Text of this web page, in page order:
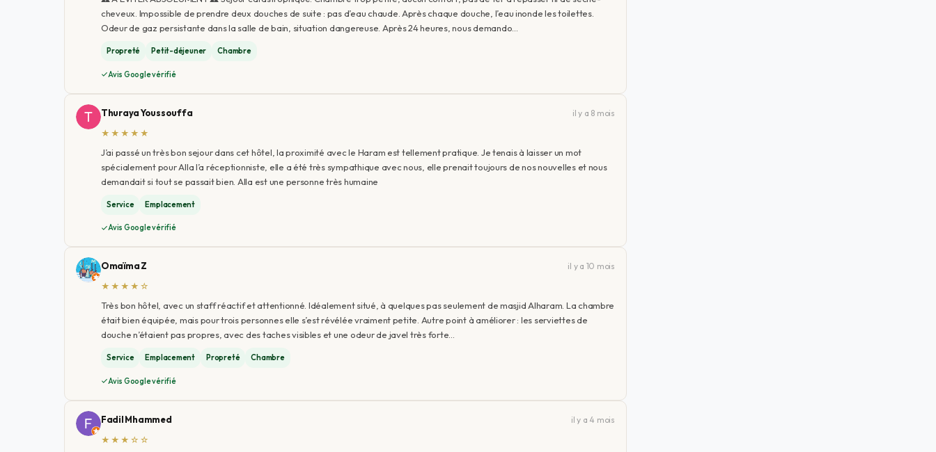
cheveux. Impossible de prendre deux douches de suite : pas d’eau chaude. Après chaque douche, l’eau inonde les toilettes.
Odeur de gaz persistante dans la salle de bain, situation dangereuse. Après 24 heures, nous demando…
Propreté Petit-déjeuner Chambre
Avis Google vérifié
Thuraya Youssouffa
il y a 8 mois
★★★★★
J’ai passé un très bon sejour dans cet hôtel, la proximité avec le Haram est tellement pratique. Je tenais à laisser un mot
spécialement pour Alla l’a réceptionniste, elle a été très sympathique avec nous, elle prenait toujours de nos nouvelles et nous
demandait si tout se passait bien. Alla est une personne très humaine
Service Emplacement
Avis Google vérifié
Omaïma Z
il y a 10 mois
★★★★☆
Très bon hôtel, avec un staff réactif et attentionné. Idéalement situé, à quelques pas seulement de masjid Alharam. La chambre
était bien équipée, mais pour trois personnes elle s’est révélée vraiment petite. Autre point à améliorer : les serviettes de
douche n’étaient pas propres, avec des taches visibles et une odeur de javel très forte…
Service Emplacement Propreté Chambre
Avis Google vérifié
Fadil Mhammed
il y a 4 mois
★★★☆☆